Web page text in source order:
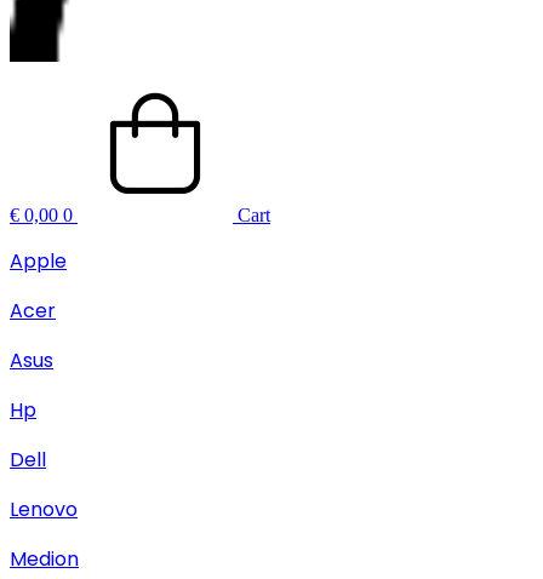
€ 0,00 0 Cart
Apple
Acer
Asus
Hp
Dell
Lenovo
Medion